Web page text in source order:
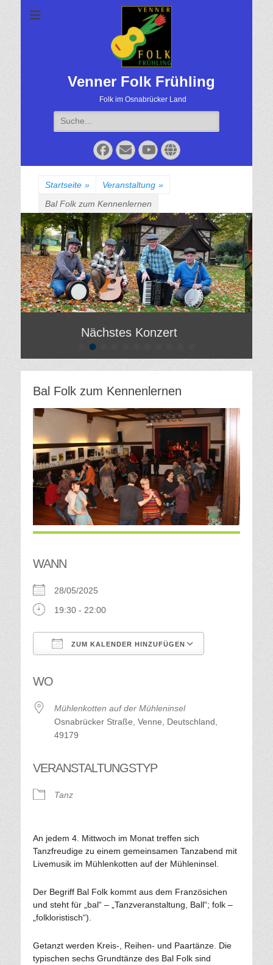
Venner Folk Frühling
Folk im Osnabrücker Land
Suche
für:
Facebook
EmailYouTube
Website
Startseite » Veranstaltung »
Bal Folk zum Kennenlernen
•
Nächstes Konzert
am
Von
am
Von
Bal Folk zum Kennenlernen
WANN
28/05/2025
19:30 - 22:00
ZUM KALENDER HINZUFÜGEN
WO
Mühlenkotten auf der Mühleninsel
Osnabrücker Straße, Venne, Deutschland,
49179
VERANSTALTUNGSTYP
Tanz
An jedem 4. Mittwoch im Monat treffen sich
Tanzfreudige zu einem gemeinsamen Tanzabend mit
Livemusik im Mühlenkotten auf der Mühleninsel.
Der Begriff Bal Folk kommt aus dem Französichen
und steht für „bal“ – „Tanzveranstaltung, Ball“; folk –
„folkloristisch“).
Getanzt werden Kreis-, Reihen- und Paartänze. Die
typischen sechs Grundtänze des Bal Folk sind